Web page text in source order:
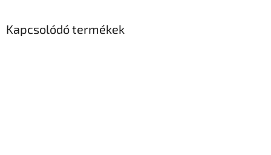
Kapcsolódó termékek